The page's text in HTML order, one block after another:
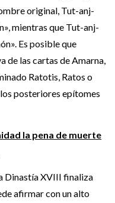
original, Tut-anj-
mientras que Tut-anj-
Es posible que
de las cartas de Amarna,
Ratotis, Ratos o
posteriores epítomes
la pena de muerte
Dinastía XVIII finaliza
afirmar con un alto